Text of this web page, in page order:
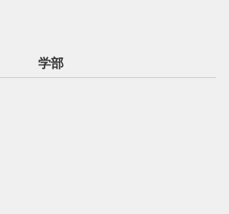
学部